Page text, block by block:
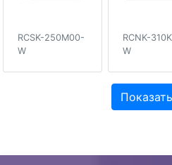
RCSK-250M00-
W
RCNK-
W